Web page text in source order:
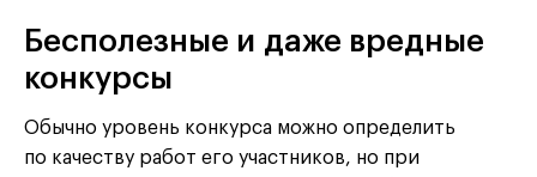
Бесполезные и даже вредные
конкурсы
Обычно уровень конкурса можно определить
по качеству работ его участников, но при